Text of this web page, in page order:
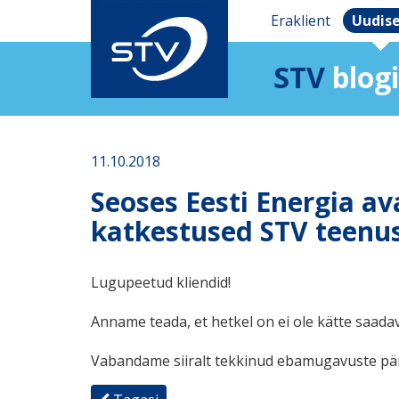
Eraklient
STV blogi
11.10.2018
Seoses Eesti Energia
katkestused STV
Lugupeetud kliendid!
Anname teada, et hetkel on ei ole kätte
Vabandame siiralt tekkinud ebamugavuste